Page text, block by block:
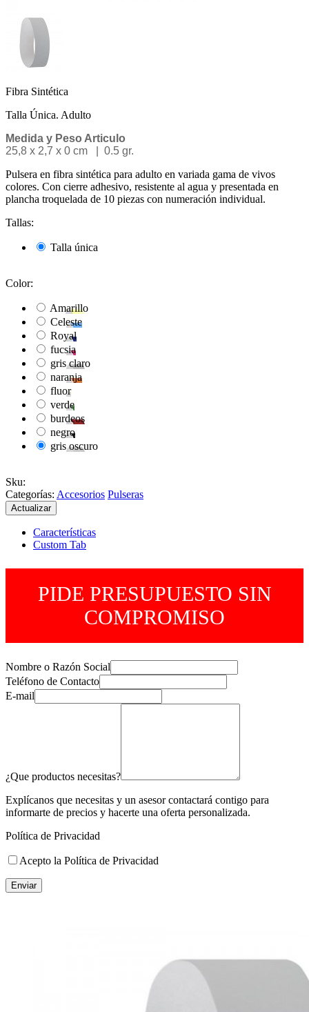
Fibra Sintética
Talla Única. Adulto
Medida y Peso Articulo
25,8 x 2,7 x 0 cm | 0.5 gr.
Pulsera en fibra sintética para adulto en variada gama de vivos
colores. Con cierre adhesivo, resistente al agua y presentada en
plancha troquelada de 10 piezas con numeración individual.
Tallas:
Talla única
Color:
Amarillo
Celeste
Royal
fucsia
gris claro
naranja
fluor
verde
burdeos
negro
gris oscuro
Sku:
Categorías: Accesorios Pulseras
Características
Custom Tab
PIDE PRESUPUESTO SIN
COMPROMISO
Nombre o Razón Social
Teléfono de Contacto
E-mail
¿Que productos necesitas?
Explícanos que necesitas y un asesor contactará contigo para
informarte de precios y hacerte una oferta personalizada.
Política de Privacidad
Acepto la Política de Privacidad
Enviar